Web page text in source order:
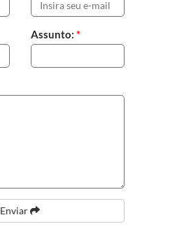
Assunto: *
Enviar